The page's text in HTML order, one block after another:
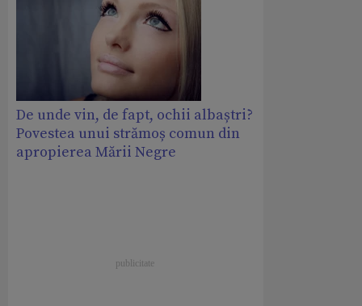
De unde vin, de fapt, ochii albaștri?
Povestea unui strămoș comun din
apropierea Mării Negre